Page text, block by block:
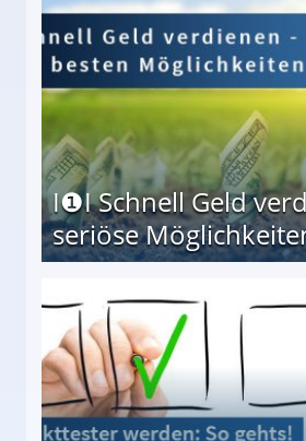
I❶I Schnell Geld
seriöse